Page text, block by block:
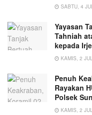
SABTU, 4
Yayasan
Tahniah
kepada
KAMIS, 2
Penuh
Rayakan
Polsek
KAMIS, 2